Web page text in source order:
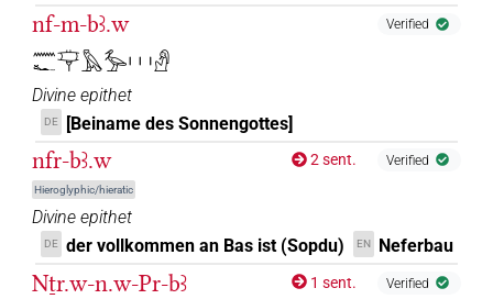
nf-m-bꜣ.w
𓈖𓆑𓊡𓅓𓅡𓏥𓀭
Verified
Divine epithet
DE [Beiname des Sonnengottes]
nfr-bꜣ.w
Hieroglyphic/hieratic
2 sent. Verified
Divine epithet
DE der vollkommen an Bas ist (Sopdu) EN Neferbau
Nṯr.w-n.w-Pr-bꜣ 1 sent. Verified